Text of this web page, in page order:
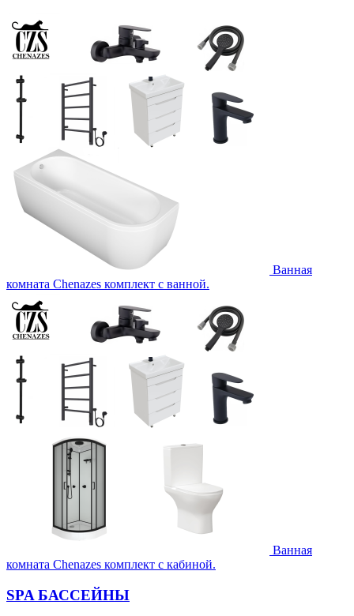
Ванная
комната Chenazes комплект с ванной.
Ванная
комната Chenazes комплект с кабиной.
SPA БАССЕЙНЫ